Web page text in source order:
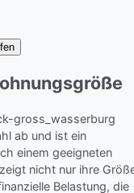
gross_wasserburg
ab und ist ein
einem geeigneten
nicht nur ihre
Belastung, die